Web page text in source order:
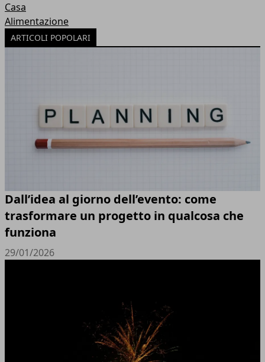
Casa
Alimentazione
ARTICOLI POPOLARI
Dall’idea al giorno dell’evento: come
trasformare un progetto in qualcosa che
funziona
29/01/2026